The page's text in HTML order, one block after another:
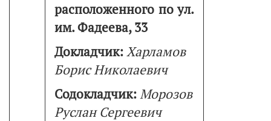
расположенного по ул.
им. Фадеева, 33
Докладчик:Харламов
Борис Николаевич
Содокладчик:Морозов
Руслан Сергеевич